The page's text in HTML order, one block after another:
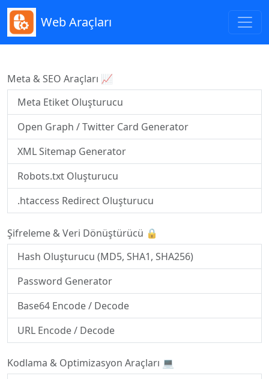
Web Araçları
Meta & SEO Araçları 📈
Meta Etiket Oluşturucu
Open Graph / Twitter Card Generator
XML Sitemap Generator
Robots.txt Oluşturucu
.htaccess Redirect Oluşturucu
Şifreleme & Veri Dönüştürücü 🔒
Hash Oluşturucu (MD5, SHA1, SHA256)
Password Generator
Base64 Encode / Decode
URL Encode / Decode
Kodlama & Optimizasyon Araçları 💻